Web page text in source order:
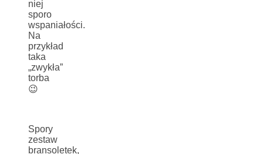
niej
sporo
wspaniałości.
Na
przykład
taka
„zwykła”
torba
😉
Spory
zestaw
bransoletek,